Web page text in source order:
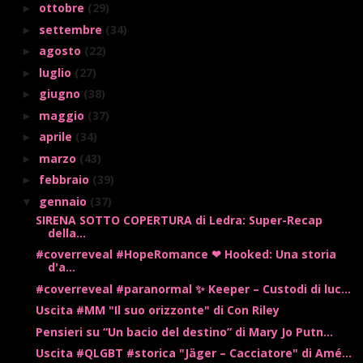
► ottobre (29)
► settembre (34)
► agosto (22)
► luglio (27)
► giugno (38)
► maggio (37)
► aprile (34)
► marzo (43)
► febbraio (39)
▼ gennaio (37)
SIRENA SOTTO COPERTURA di Ledra: Super-Recap
della...
#coverreveal #HopeRomance ❤ Hooked: Una storia
d'a...
#coverreveal #paranormal ✨ Keeper – Custodi di luc...
Uscita #MM "Il suo orizzonte" di Con Riley
Pensieri su “Un bacio del destino” di Mary Jo Putn...
Uscita #QLGBT #storica "Jäger – Cacciatore" di Amé...